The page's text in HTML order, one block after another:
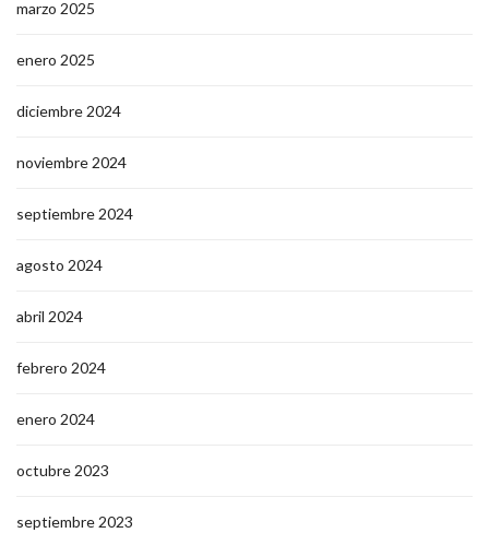
marzo 2025
enero 2025
diciembre 2024
noviembre 2024
septiembre 2024
agosto 2024
abril 2024
febrero 2024
enero 2024
octubre 2023
septiembre 2023